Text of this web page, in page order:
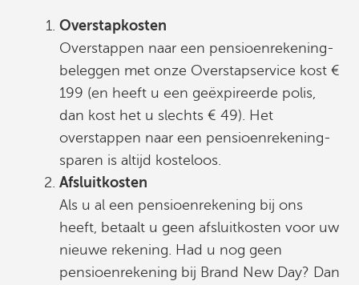
Overstapkosten
Overstappen naar een pensioenrekening-
beleggen met onze Overstapservice kost €
199 (en heeft u een geëxpireerde polis,
dan kost het u slechts € 49). Het
overstappen naar een pensioenrekening-
sparen is altijd kosteloos.
Afsluitkosten
Als u al een pensioenrekening bij ons
heeft, betaalt u geen afsluitkosten voor uw
nieuwe rekening. Had u nog geen
pensioenrekening bij Brand New Day? Dan